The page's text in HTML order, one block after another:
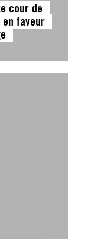
cour de
en faveur